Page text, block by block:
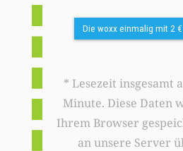
Die woxx einmalig mit 2
* Lesezeit insgesamt
Minute. Diese Daten
Ihrem Browser
an unsere Server